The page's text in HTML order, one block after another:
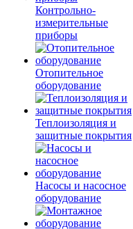
Контрольно-
измерительные
приборы
Отопительное
оборудование
Теплоизоляция и
защитные покрытия
Насосы и насосное
оборудование